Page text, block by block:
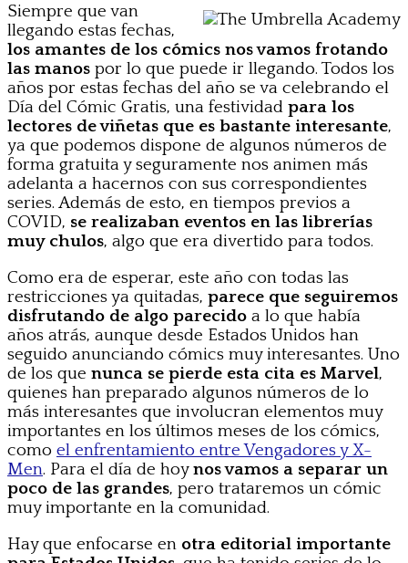
Siempre que van
llegando estas fechas,
los amantes de los cómics nos vamos frotando
las manos por lo que puede ir llegando. Todos los
años por estas fechas del año se va celebrando el
Día del Cómic Gratis, una festividad para los
lectores de viñetas que es bastante interesante,
ya que podemos dispone de algunos números de
forma gratuita y seguramente nos animen más
adelanta a hacernos con sus correspondientes
series. Además de esto, en tiempos previos a
COVID, se realizaban eventos en las librerías
muy chulos, algo que era divertido para todos.
Como era de esperar, este año con todas las
restricciones ya quitadas, parece que seguiremos
disfrutando de algo parecido a lo que había
años atrás, aunque desde Estados Unidos han
seguido anunciando cómics muy interesantes. Uno
de los que nunca se pierde esta cita es Marvel,
quienes han preparado algunos números de lo
más interesantes que involucran elementos muy
importantes en los últimos meses de los cómics,
como el enfrentamiento entre Vengadores y X-
Men. Para el día de hoynos vamos a separar un
poco de las grandes, pero trataremos un cómic
muy importante en la comunidad.
Hay que enfocarse en otra editorial importante